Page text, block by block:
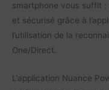
smartphone vous suffit
et sécurisé grâce à
l’utilisation de la
One/Direct.
L’application Nuance